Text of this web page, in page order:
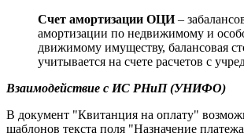
Счет амортизации ОЦИ–
амортизации по недвижимому и
движимому имуществу, балансовая
учитывается на счете расчетов с
Взаимодействие с ИС РНиП (УНИФО)
В документ "Квитанция на оплату"
шаблонов текста поля "Назначение